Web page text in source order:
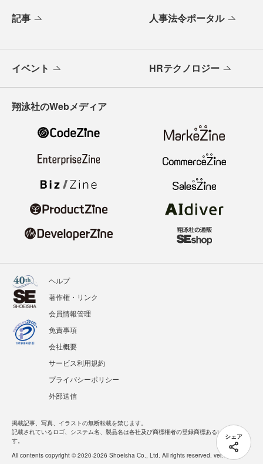
シェア
記事 人事法令ポータル
イベント HRテクノロジー
翔泳社のWebメディア
ヘルプ
著作権・リンク
会員情報管理
免責事項
会社概要
サービス利用規約
プライバシーポリシー
外部送信
掲載記事、写真、イラストの無断転載を禁じます。
記載されているロゴ、システム名、製品名は各社及び商標権者の登録商標あるいは商標で
す。
All contents copyright © 2020-2026 Shoeisha Co., Ltd. All rights reserved. ver.1.5